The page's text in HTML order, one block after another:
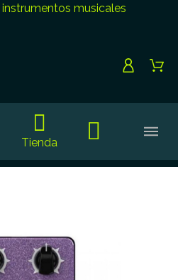
instrumentos musicales
Tienda